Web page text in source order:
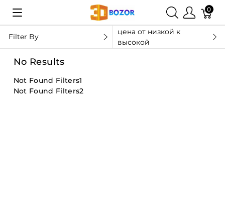
0
Filter By
цена от низкой к
высокой
No Results
Not Found Filters1
Not Found Filters2